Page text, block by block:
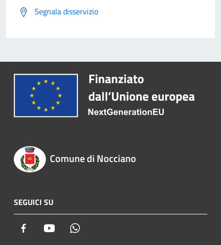
Segnala disservizio
Comune di Nocciano
SEGUICI SU
Facebook Youtube